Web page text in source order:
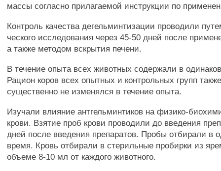
массы согласно прилагаемой инструкции по
Контроль качества дегельминтизации проводили
ческого исследования через 45-50 дней после
а также методом вскрытия печени.
В течение опыта всех животных содержали в
Рацион коров всех опытных и контрольных групп
существенно не изменялся в течение опыта.
Изучали влияние антгельминтиков на физико-
крови. Взятие проб крови проводили до введения
дней после введения препаратов. Пробы отбирали в
время. Кровь отбирали в стерильные пробирки из
объеме 8-10 мл от каждого животного.